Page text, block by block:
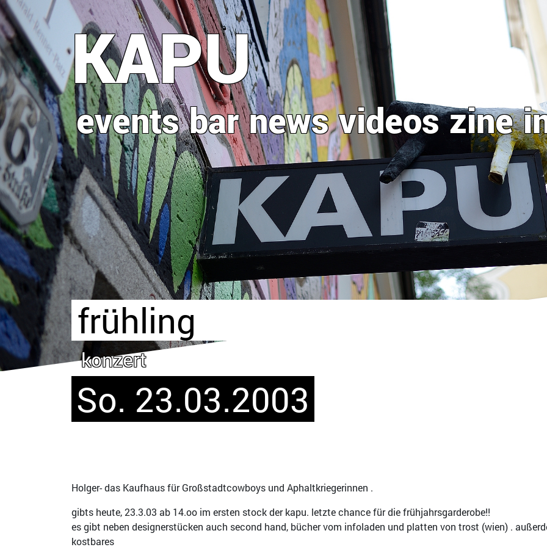
Direkt
zum
Inhalt
KAPU
events bar news videos zine
frühling
konzert
So. 23.03.2003
Holger- das Kaufhaus für Großstadtcowboys und Aphaltkriegerinnen .
gibts heute, 23.3.03 ab 14.oo im ersten stock der kapu. letzte chance für die frühjahrsgarderobe!!
es gibt neben designerstücken auch second hand, bücher vom infoladen und platten von trost (wien) .
kostbares